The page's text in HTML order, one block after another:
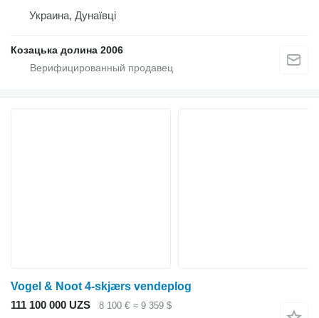
Украина, Дунаївці
Козацька долина 2006
Vogel & Noot 4-skjærs vendeplog
111 100 000 UZS
8 100 € ≈ 9 359 $